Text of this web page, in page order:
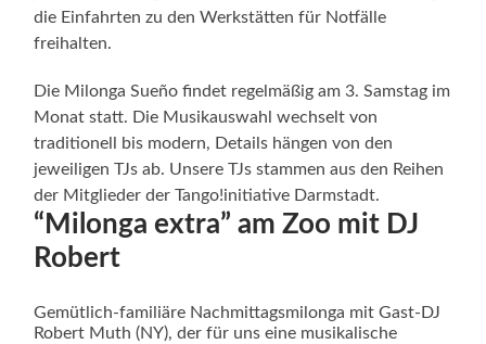
die Einfahrten zu den Werkstätten für Notfälle
freihalten.
Die Milonga Sueño findet regelmäßig am 3. Samstag im
Monat statt. Die Musikauswahl wechselt von
traditionell bis modern, Details hängen von den
jeweiligen TJs ab. Unsere TJs stammen aus den Reihen
der Mitglieder der Tango!initiative Darmstadt.
“Milonga extra” am Zoo mit DJ
Robert
Gemütlich-familiäre Nachmittagsmilonga mit Gast-DJ
Robert Muth (NY), der für uns eine musikalische